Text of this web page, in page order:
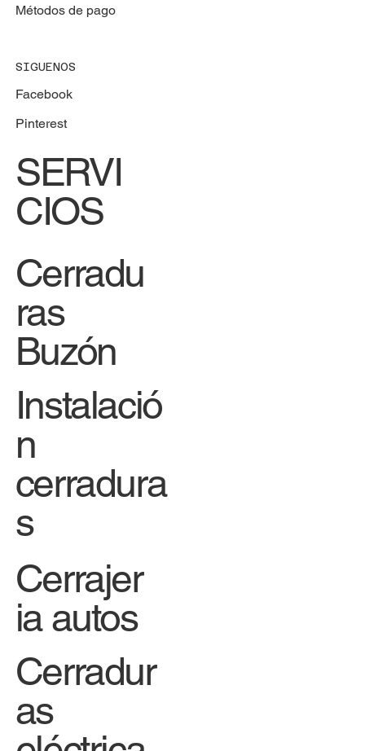
Métodos de pago
SIGUENOS
Facebook
Pinterest
SERVI
CIOS
Cerradu
ras
Buzón
Instalació
n
cerradura
s
Cerrajer
ia autos
Cerradur
as